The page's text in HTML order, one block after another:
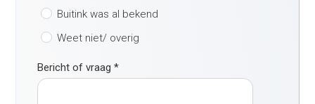
Buitink was al bekend
Weet niet/ overig
Bericht of vraag*